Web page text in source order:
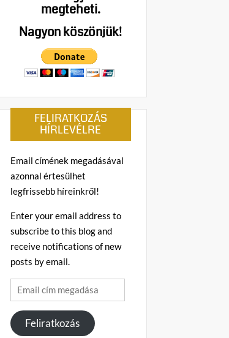
megteheti.
Nagyon köszönjük!
FELIRATKOZÁS
HÍRLEVÉLRE
Email címének megadásával
azonnal értesülhet
legfrissebb híreinkről!
Enter your email address to
subscribe to this blog and
receive notifications of new
posts by email.
Email
cím
megadása
Feliratkozás